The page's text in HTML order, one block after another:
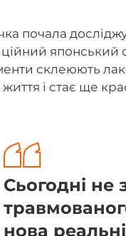
почала
японський
склеюють
життя і стає ще
Сьогодні не
нова